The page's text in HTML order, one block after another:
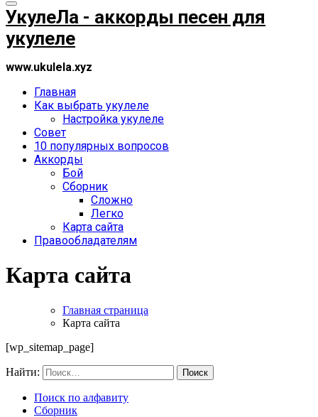
УкулеЛа - аккорды песен для
укулеле
www.ukulela.xyz
Главная
Как выбрать укулеле
Настройка укулеле
Совет
10 популярных вопросов
Аккорды
Бой
Сборник
Сложно
Легко
Карта сайта
Правообладателям
Карта сайта
Главная страница
Карта сайта
[wp_sitemap_page]
Найти:
Поиск по алфавиту
Сборник